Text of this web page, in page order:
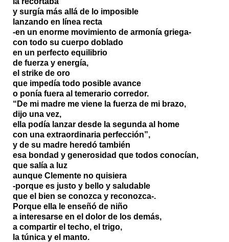
y surgía más allá de lo imposible
lanzando en línea recta
-en un enorme movimiento de armonía griega-
con todo su cuerpo doblado
en un perfecto equilibrio
de fuerza y energía,
el strike de oro
que impedía todo posible avance
o ponía fuera al temerario corredor.
“De mi madre me viene la fuerza de mi brazo,
dijo una vez,
ella podía lanzar desde la segunda al home
con una extraordinaria perfección”,
y de su madre heredó también
esa bondad y generosidad que todos conocían,
que salía a luz
aunque Clemente no quisiera
-porque es justo y bello y saludable
que el bien se conozca y reconozca-.
Porque ella le enseñó de niño
a interesarse en el dolor de los demás,
a compartir el techo, el trigo,
la túnica y el manto.